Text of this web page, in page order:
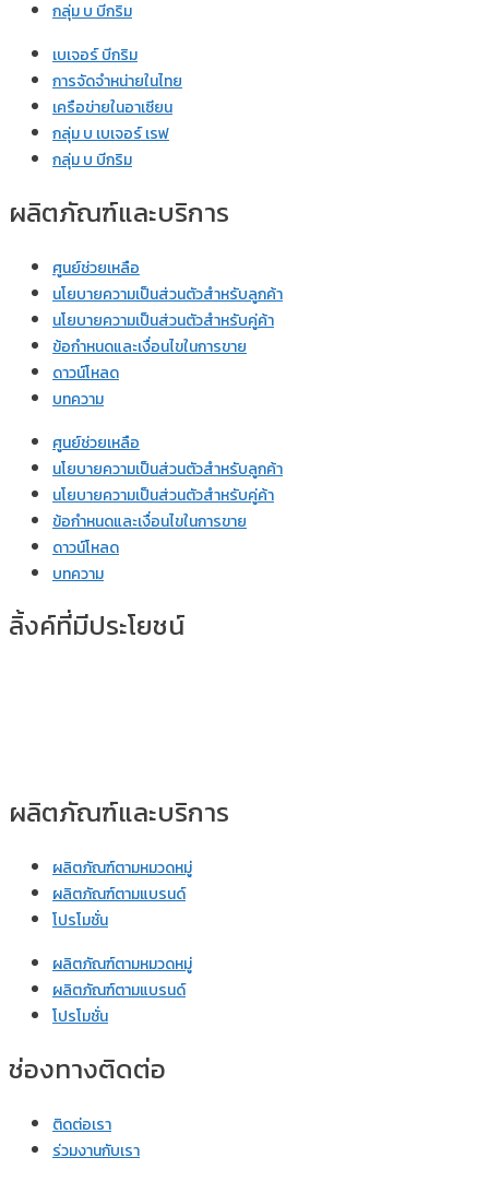
กลุ่ม บ บีกริม
เบเจอร์ บีกริม
การจัดจำหน่ายในไทย
เครือข่ายในอาเซียน
กลุ่ม บ เบเจอร์ เรฟ
กลุ่ม บ บีกริม
ผลิตภัณฑ์และบริการ
ศูนย์ช่วยเหลือ
นโยบายความเป็นส่วนตัวสำหรับลูกค้า
นโยบายความเป็นส่วนตัวสำหรับคู่ค้า
ข้อกำหนดและเงื่อนไขในการขาย
ดาวน์โหลด
บทความ
ศูนย์ช่วยเหลือ
นโยบายความเป็นส่วนตัวสำหรับลูกค้า
นโยบายความเป็นส่วนตัวสำหรับคู่ค้า
ข้อกำหนดและเงื่อนไขในการขาย
ดาวน์โหลด
บทความ
ลิ้งค์ที่มีประโยชน์
ผลิตภัณฑ์และบริการ
ผลิตภัณฑ์ตามหมวดหมู่
ผลิตภัณฑ์ตามแบรนด์
โปรโมชั่น
ผลิตภัณฑ์ตามหมวดหมู่
ผลิตภัณฑ์ตามแบรนด์
โปรโมชั่น
ช่องทางติดต่อ
ติดต่อเรา
ร่วมงานกับเรา